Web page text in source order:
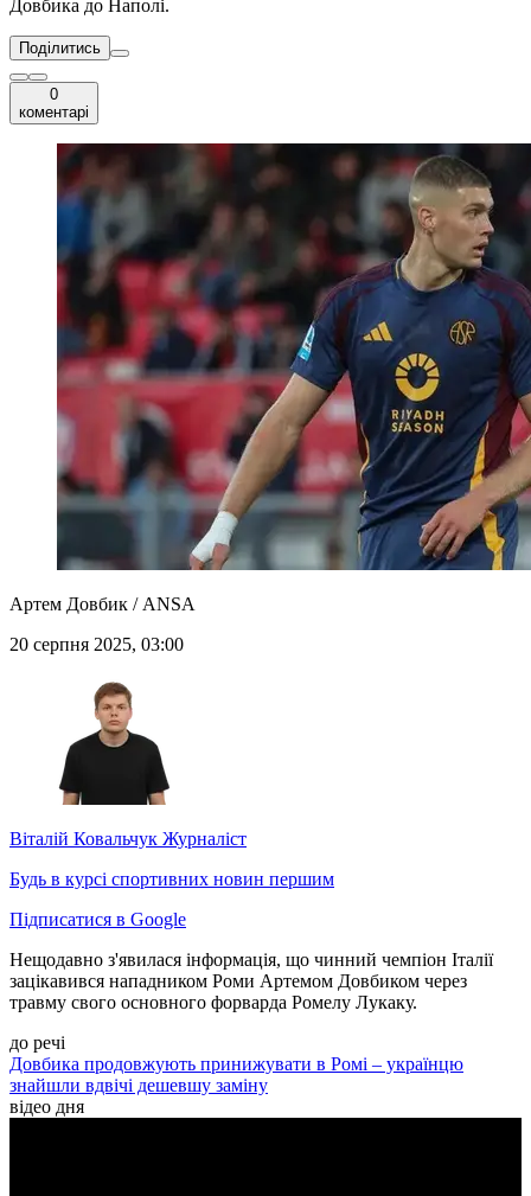
Довбика до Наполі.
Поділитись
0
коментарі
Артем Довбик / ANSA
20 серпня 2025, 03:00
Віталій Ковальчук Журналіст
Будь в курсі спортивних новин першим
Підписатися в Google
Нещодавно з'явилася інформація, що чинний чемпіон Італії
зацікавився нападником Роми Артемом Довбиком через
травму свого основного форварда Ромелу Лукаку.
до речі
Довбика продовжують принижувати в Ромі – українцю
знайшли вдвічі дешевшу заміну
відео дня